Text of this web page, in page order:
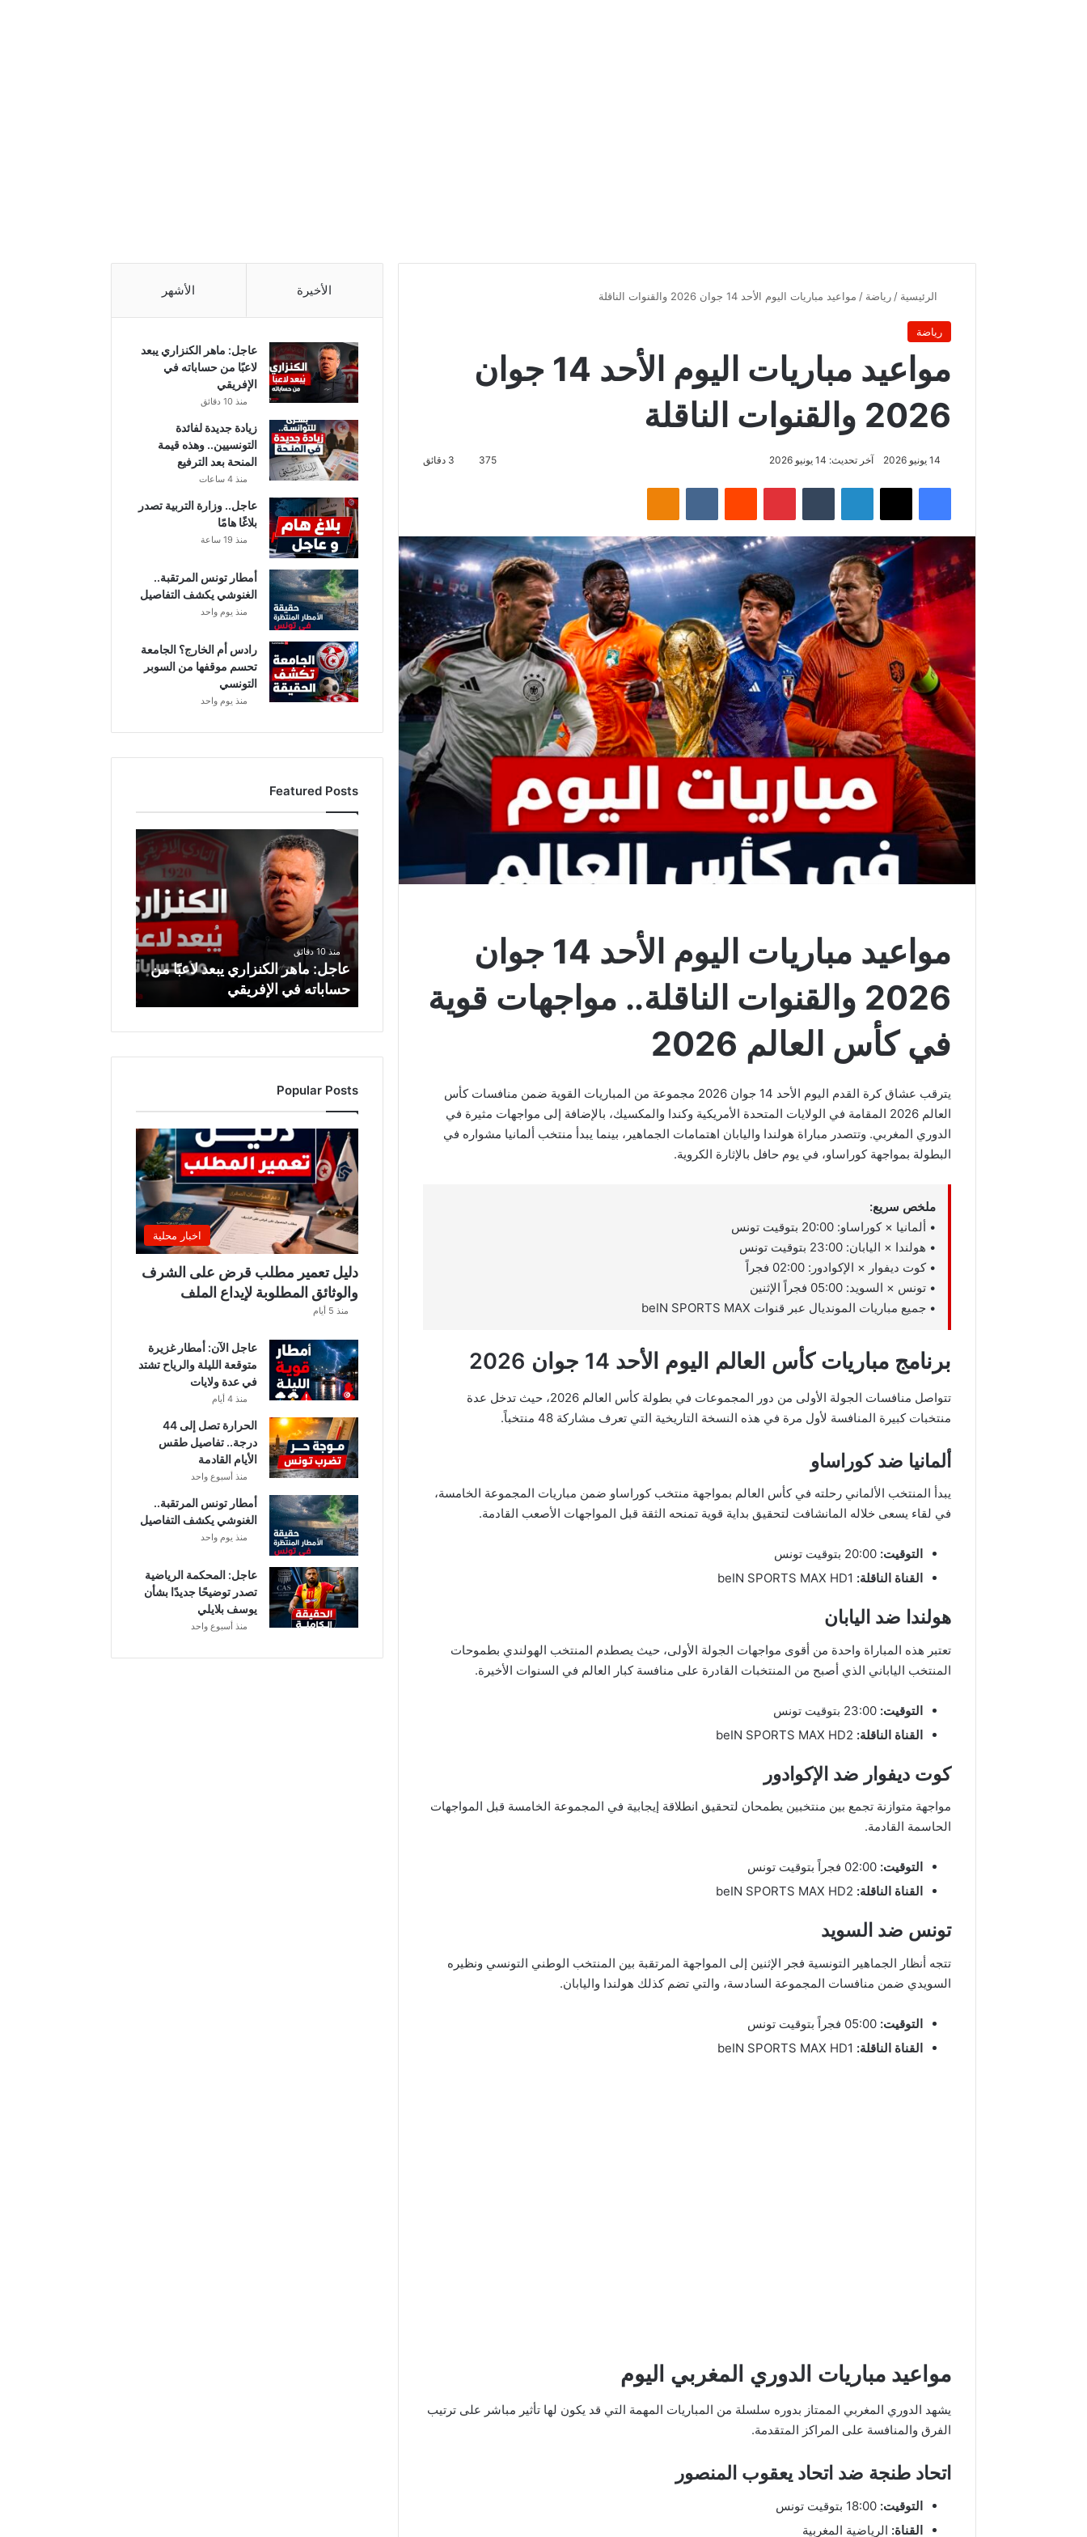
الرئيسية / رياضة / مواعيد مباريات اليوم الأحد 14 جوان 2026 والقنوات الناقلة
رياضة
مواعيد مباريات اليوم الأحد 14 جوان
2026 والقنوات الناقلة
14 يونيو 2026 آخر تحديث: 14 يونيو 2026 375
فيسبوك لينكدإن بينتيريست
مواعيد مباريات اليوم الأحد 14 جوان
2026 والقنوات الناقلة.. مواجهات قوية
في كأس العالم 2026
يترقب عشاق كرة القدم اليوم الأحد 14 جوان 2026 مجموعة من المباريات القوية ضمن منافسات كأس
العالم 2026 المقامة في الولايات المتحدة الأمريكية وكندا والمكسيك، بالإضافة إلى مواجهات مثيرة في
الدوري المغربي. وتتصدر مباراة هولندا واليابان اهتمامات الجماهير، بينما يبدأ منتخب ألمانيا مشواره في
البطولة بمواجهة كوراساو، في يوم حافل بالإثارة الكروية.
ملخص سريع:
• ألمانيا × كوراساو: 20:00 بتوقيت تونس
• هولندا × اليابان: 23:00 بتوقيت تونس
• كوت ديفوار × الإكوادور: 02:00 فجراً
• تونس × السويد: 05:00 فجراً الإثنين
• جميع مباريات المونديال عبر قنوات beIN SPORTS MAX
برنامج مباريات كأس العالم اليوم الأحد 14 جوان 2026
تتواصل منافسات الجولة الأولى من دور المجموعات في بطولة كأس العالم 2026، حيث تدخل عدة
منتخبات كبيرة المنافسة لأول مرة في هذه النسخة التاريخية التي تعرف مشاركة 48 منتخباً.
ألمانيا ضد كوراساو
يبدأ المنتخب الألماني رحلته في كأس العالم بمواجهة منتخب كوراساو ضمن مباريات المجموعة الخامسة،
في لقاء يسعى خلاله المانشافت لتحقيق بداية قوية تمنحه الثقة قبل المواجهات الأصعب القادمة.
التوقيت:
القناة الناقلة:
هولندا ضد اليابان
تعتبر هذه المباراة واحدة من أقوى مواجهات الجولة الأولى، حيث يصطدم المنتخب الهولندي بطموحات
المنتخب الياباني الذي أصبح من المنتخبات القادرة على منافسة كبار العالم في السنوات الأخيرة.
التوقيت:
القناة الناقلة:
كوت ديفوار ضد الإكوادور
مواجهة متوازنة تجمع بين منتخبين يطمحان لتحقيق انطلاقة إيجابية في المجموعة الخامسة قبل المواجهات
الحاسمة القادمة.
التوقيت:
القناة الناقلة:
تونس ضد السويد
تتجه أنظار الجماهير التونسية فجر الإثنين إلى المواجهة المرتقبة بين المنتخب الوطني التونسي ونظيره
السويدي ضمن منافسات المجموعة السادسة، والتي تضم كذلك هولندا واليابان.
التوقيت:
القناة الناقلة:
مواعيد مباريات الدوري المغربي اليوم
يشهد الدوري المغربي الممتاز بدوره سلسلة من المباريات المهمة التي قد يكون لها تأثير مباشر على ترتيب
الفرق والمنافسة على المراكز المتقدمة.
اتحاد طنجة ضد اتحاد يعقوب المنصور
التوقيت:
القناة: الرياضية المغربية
الأخيرة الأشهر
عاجل: ماهر الكنزاري يبعد
لاعبًا من حساباته في
الإفريقي
منذ 10 دقائق
زيادة جديدة لفائدة
التونسيين.. وهذه قيمة
المنحة بعد الترفيع
منذ 4 ساعات
عاجل.. وزارة التربية تصدر
بلاغًا هامًا
منذ 19 ساعة
أمطار تونس المرتقبة..
الغنوشي يكشف التفاصيل
منذ يوم واحد
رادس أم الخارج؟ الجامعة
تحسم موقفها من السوبر
التونسي
منذ يوم واحد
Featured Posts
ع
ا
ل
:
م
ل
ز
ر
ي
ي
ع
د
ل
ا
ع
بً
م
ن
ا
ب
ا
ت
ه
ف
ي
ا
إ
ف
ر
ي
ق
ي
منذ 10 دقائق
عاجل: ماهر الكنزاري يبعد لاعبًا من
حساباته في الإفريقي
Popular Posts
اخبار محلية
دليل تعمير مطلب قرض على الشرف
والوثائق المطلوبة لإيداع الملف
منذ 5 أيام
عاجل الآن: أمطار غزيرة
متوقعة الليلة والرياح تشتد
في عدة ولايات
منذ 4 أيام
الحرارة تصل إلى 44
درجة.. تفاصيل طقس
الأيام القادمة
منذ أسبوع واحد
أمطار تونس المرتقبة..
الغنوشي يكشف التفاصيل
منذ يوم واحد
عاجل: المحكمة الرياضية
تصدر توضيحًا جديدًا بشأن
يوسف بلايلي
منذ أسبوع واحد